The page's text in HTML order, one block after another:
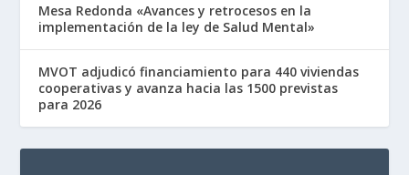
Mesa Redonda «Avances y retrocesos en la
implementación de la ley de Salud Mental»
MVOT adjudicó financiamiento para 440 viviendas
cooperativas y avanza hacia las 1500 previstas
para 2026